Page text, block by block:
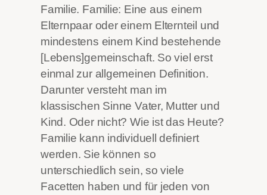
Familie. Familie: Eine aus einem
Elternpaar oder einem Elternteil und
mindestens einem Kind bestehende
[Lebens]gemeinschaft. So viel erst
einmal zur allgemeinen Definition.
Darunter versteht man im
klassischen Sinne Vater, Mutter und
Kind. Oder nicht? Wie ist das Heute?
Familie kann individuell definiert
werden. Sie können so
unterschiedlich sein, so viele
Facetten haben und für jeden von